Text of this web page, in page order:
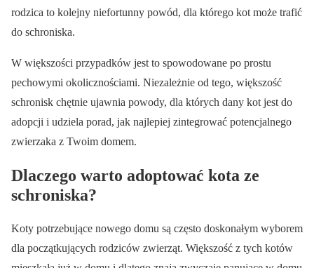
rodzica to kolejny niefortunny powód, dla którego kot może trafić
do schroniska.
W większości przypadków jest to spowodowane po prostu
pechowymi okolicznościami. Niezależnie od tego, większość
schronisk chętnie ujawnia powody, dla których dany kot jest do
adopcji i udziela porad, jak najlepiej zintegrować potencjalnego
zwierzaka z Twoim domem.
Dlaczego warto adoptować kota ze
schroniska?
Koty potrzebujące nowego domu są często doskonałym wyborem
dla początkujących rodziców zwierząt. Większość z tych kotów